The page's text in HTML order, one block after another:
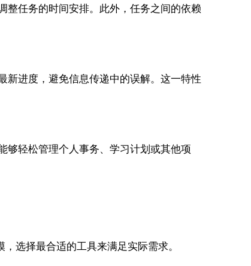
整任务的时间安排。此外，任务之间的依赖
新进度，避免信息传递中的误解。这一特性
够轻松管理个人事务、学习计划或其他项
选择最合适的工具来满足实际需求。